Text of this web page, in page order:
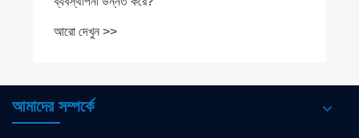
আমাদের সম্পর্কে